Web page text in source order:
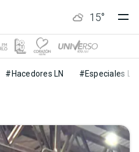
15°
#Hacedores LN #Especiales LN